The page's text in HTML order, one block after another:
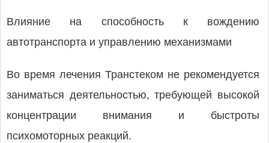
Влияние на способность к вождению
автотранспорта и управлению механизмами
Во время лечения Транстеком не рекомендуется
заниматься деятельностью, требующей высокой
концентрации внимания и быстроты
психомоторных реакций.